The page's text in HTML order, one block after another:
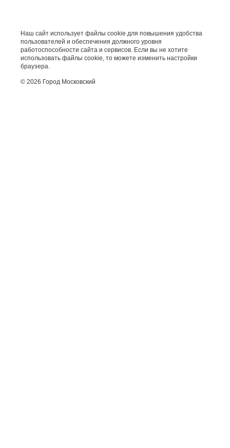
Наш сайт использует файлы cookie для повышения удобства
пользователей и обеспечения должного уровня
работоспособности сайта и сервисов. Если вы не хотите
использовать файлы cookie, то можете изменить настройки
браузера.
© 2026 Город Московский